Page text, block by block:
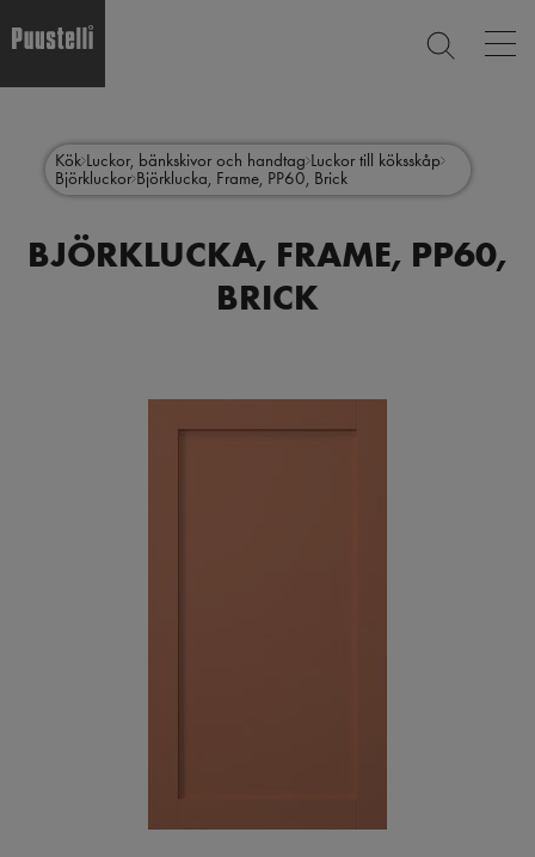
contentmenu
sv
Kök Luckor, bänkskivor och handtag Luckor till köksskåp
Björkluckor Björklucka, Frame, PP60, Brick
BJÖRKLUCKA, FRAME, PP60,
BRICK